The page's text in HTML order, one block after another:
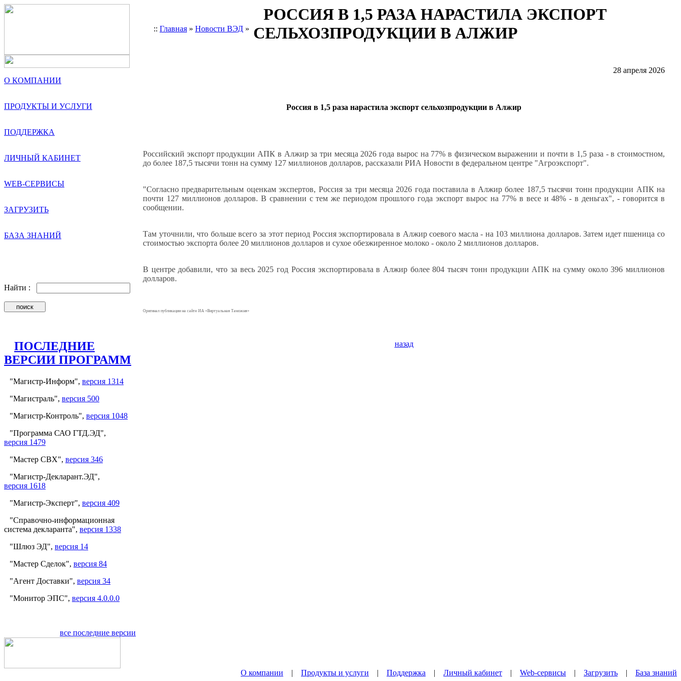
:: Главная » Новости ВЭД »
РОССИЯ В 1,5 РАЗА НАРАСТИЛА ЭКСПОРТ
СЕЛЬХОЗПРОДУКЦИИ В АЛЖИР
О КОМПАНИИ
ПРОДУКТЫ И УСЛУГИ
ПОДДЕРЖКА
ЛИЧНЫЙ КАБИНЕТ
WEB-СЕРВИСЫ
ЗАГРУЗИТЬ
БАЗА ЗНАНИЙ
Найти :
ПОСЛЕДНИЕ
ВЕРСИИ ПРОГРАММ
"Магистр-Информ", версия 1314
"Магистраль", версия 500
"Магистр-Контроль", версия 1048
"Программа САО ГТД.ЭД",
версия 1479
"Мастер СВХ", версия 346
"Магистр-Декларант.ЭД",
версия 1618
"Магистр-Эксперт", версия 409
"Справочно-информационная
система декларанта", версия 1338
"Шлюз ЭД", версия 14
"Мастер Сделок", версия 84
"Агент Доставки", версия 34
"Монитор ЭПС", версия 4.0.0.0
все последние версии
28 апреля 2026
Россия в 1,5 раза нарастила экспорт сельхозпродукции в Алжир
Российский экспорт продукции АПК в Алжир за три месяца 2026 года вырос на 77% в физическом выражении и почти в 1,5 раза - в стоимостном,
до более 187,5 тысячи тонн на сумму 127 миллионов долларов, рассказали РИА Новости в федеральном центре "Агроэкспорт".
"Согласно предварительным оценкам экспертов, Россия за три месяца 2026 года поставила в Алжир более 187,5 тысячи тонн продукции АПК на
почти 127 миллионов долларов. В сравнении с тем же периодом прошлого года экспорт вырос на 77% в весе и 48% - в деньгах", - говорится в
сообщении.
Там уточнили, что больше всего за этот период Россия экспортировала в Алжир соевого масла - на 103 миллиона долларов. Затем идет пшеница со
стоимостью экспорта более 20 миллионов долларов и сухое обезжиренное молоко - около 2 миллионов долларов.
В центре добавили, что за весь 2025 год Россия экспортировала в Алжир более 804 тысяч тонн продукции АПК на сумму около 396 миллионов
долларов.
Оригинал публикации на сайте ИА «Виртуальная Таможня»
назад
О компании | Продукты и услуги | Поддержка | Личный кабинет | Web-сервисы | Загрузить | База знаний